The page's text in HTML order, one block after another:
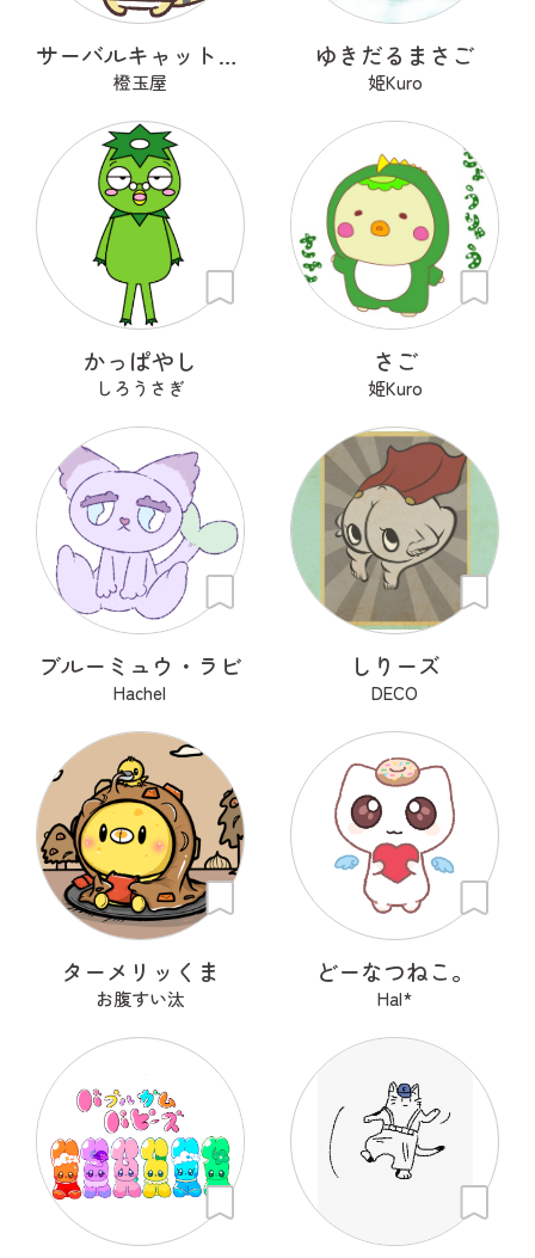
サーバルキャット課長
橙玉屋
ゆきだるまさご
姫Kuro
かっぱやし
しろうさぎ
さご
姫Kuro
ブルーミュウ・ラビ
Hachel
しりーズ
DECO
ターメリッくま
お腹すい汰
どーなつねこ。
Hal*